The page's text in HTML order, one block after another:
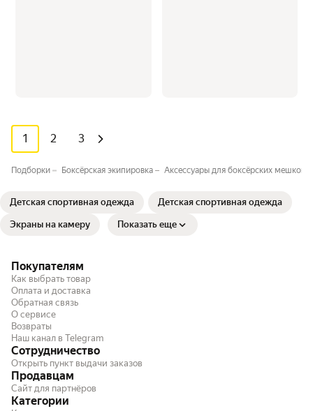
1 2 3
Подборки Боксёрская экипировка Аксессуары для боксёрских мешков
Детская спортивная одежда⁣⁣⁣ Детская спортивная одежда⁣⁣⁣
Экраны на камеру Показать еще
Покупателям
Как выбрать товар
Оплата и доставка
Обратная связь
О сервисе
Возвраты
Наш канал в Telegram
Сотрудничество
Открыть пункт выдачи заказов
Продавцам
Сайт для партнёров
Категории